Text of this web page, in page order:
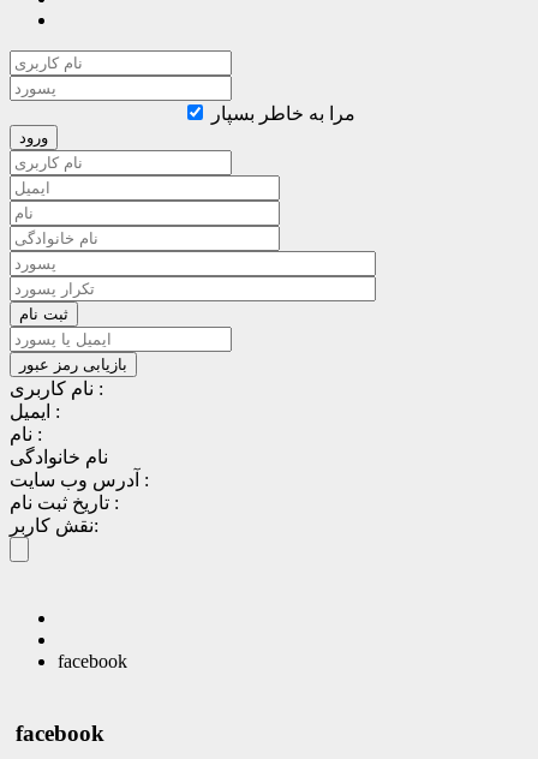
مرا به خاطر بسپار
نام کاربری :
ایمیل :
نام :
نام خانوادگی
آدرس وب سایت :
تاریخ ثبت نام :
نقش کاربر:
facebook
facebook